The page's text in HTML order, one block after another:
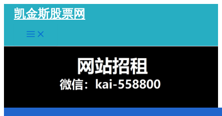
容
凯金斯股票网
Main
Menu